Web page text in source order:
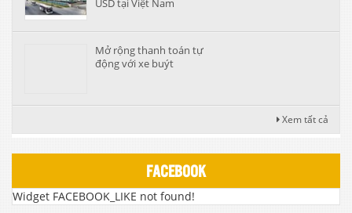
Mở rộng thanh toán tự
động với xe buýt
Xem tất cả
FACEBOOK
Widget FACEBOOK_LIKE not found!